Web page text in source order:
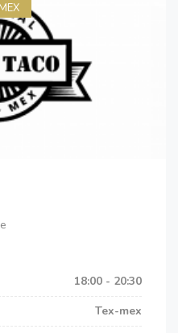
18:00 - 20:30
Tex-mex